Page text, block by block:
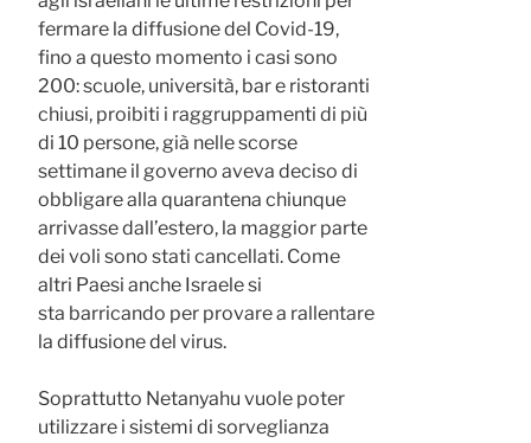
fermare la diffusione del Covid-19,
fino a questo momento i casi sono
200: scuole, università, bar e ristoranti
chiusi, proibiti i raggruppamenti di più
di 10 persone, già nelle scorse
settimane il governo aveva deciso di
obbligare alla quarantena chiunque
arrivasse dall’estero, la maggior parte
dei voli sono stati cancellati. Come
altri Paesi anche Israele si
sta barricando per provare a rallentare
la diffusione del virus.
Soprattutto Netanyahu vuole poter
utilizzare i sistemi di sorveglianza